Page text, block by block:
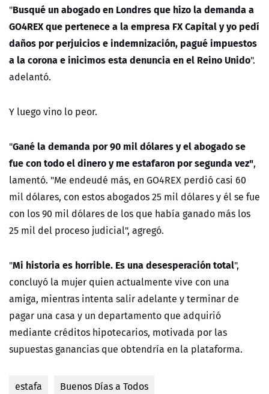
"Busqué un abogado en Londres que hizo la demanda a
GO4REX que pertenece a la empresa FX Capital y yo pedí
daños por perjuicios e indemnización, pagué impuestos
a la corona e inicimos esta denuncia en el Reino Unido".
adelantó.
Y luego vino lo peor.
"Gané la demanda por 90 mil dólares y el abogado se
fue con todo el dinero y me estafaron por segunda vez",
lamentó. "Me endeudé más, en GO4REX perdió casi 60
mil dólares, con estos abogados 25 mil dólares y él se fue
con los 90 mil dólares de los que había ganado más los
25 mil del proceso judicial", agregó.
"Mi historia es horrible. Es una desesperación total",
concluyó la mujer quien actualmente vive con una
amiga, mientras intenta salir adelante y terminar de
pagar una casa y un departamento que adquirió
mediante créditos hipotecarios, motivada por las
supuestas ganancias que obtendría en la plataforma.
estafa Buenos Días a Todos